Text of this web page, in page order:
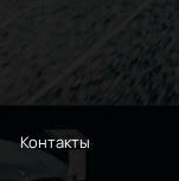
Контакты